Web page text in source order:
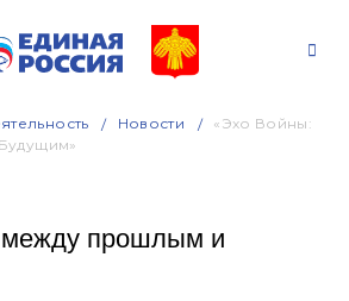
Новости
«Эхо Войны:
прошлым и